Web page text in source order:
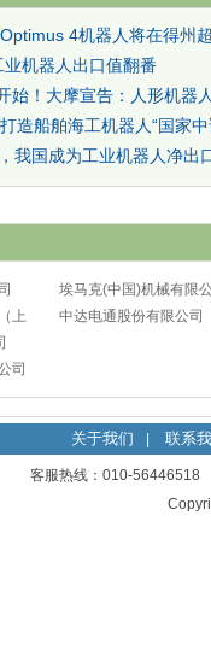
4机器人将在得州
机器人出口值翻番
始！大摩宣告：人形机器
造船舶海工机器人“国家中
我国成为工业机器人净出
上
司
埃马克(中国)机械有限
太仓分公司
中达电通股份有限公司
关于我们 联系
客服热线：010-